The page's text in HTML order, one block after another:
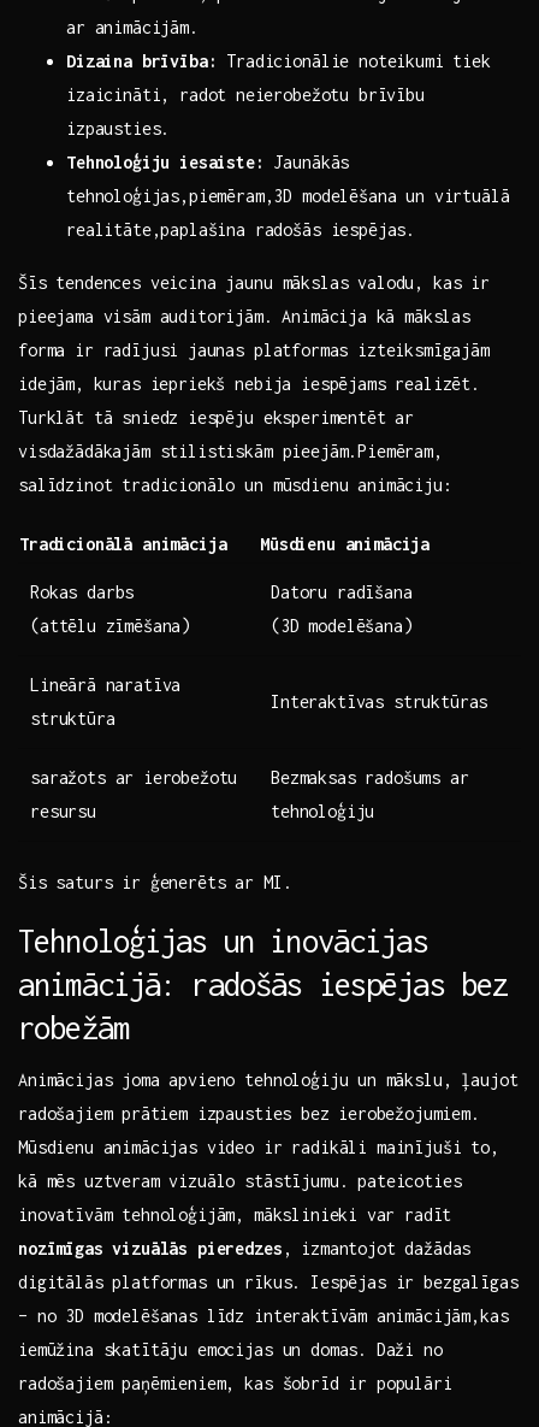
‍ar animācijām.
Dizaina brīvība:
Tradicionālie noteikumi ⁣tiek ​
izaicināti, radot ⁢neierobežotu brīvību
izpausties.
Tehnoloģiju iesaiste:
Jaunākās
tehnoloģijas,piemēram,3D modelēšana un virtuālā
realitāte,paplašina radošās iespējas.
Šīs tendences veicina jaunu mākslas valodu, kas ir
pieejama visām auditorijām. ⁢Animācija⁣ kā mākslas
forma ir radījusi⁣ jaunas platformas​ izteiksmīgajām
idejām,⁢ kuras iepriekš nebija iespējams realizēt.
Turklāt tā sniedz⁤ iespēju eksperimentēt ‌ar​
visdažādākajām‌ stilistiskām‍ pieejām.Piemēram,
salīdzinot tradicionālo un mūsdienu animāciju:
Tradicionālā animācija Mūsdienu animācija
Rokas ‌darbs
(attēlu⁤ zīmēšana)
Datoru radīšana
(3D modelēšana)
Lineārā ⁢naratīva⁤
struktūra
Interaktīvas struktūras
saražots‍ ar ⁢ierobežotu
resursu
Bezmaksas radošums ar
tehnoloģiju
Šis saturs ir ģenerēts ar MI.
Tehnoloģijas⁢ un inovācijas⁢
animācijā: radošās‍ iespējas bez⁣
robežām
Animācijas joma‍ apvieno tehnoloģiju un⁢ mākslu, ļaujot
radošajiem ⁢prātiem izpausties bez ⁤ierobežojumiem.⁢
Mūsdienu animācijas video ir radikāli mainījuši ‌to,
kā mēs uztveram vizuālo stāstījumu. pateicoties
inovatīvām tehnoloģijām, ⁢mākslinieki ⁤var radīt
nozīmīgas vizuālās ‍pieredzes ,‌ izmantojot dažādas
digitālās platformas un ​rīkus. Iespējas ir bezgalīgas
– no 3D modelēšanas līdz interaktīvām ⁢animācijām,kas
iemūžina skatītāju emocijas un domas. ⁤Daži no
radošajiem paņēmieniem, kas šobrīd ir populāri
animācijā: